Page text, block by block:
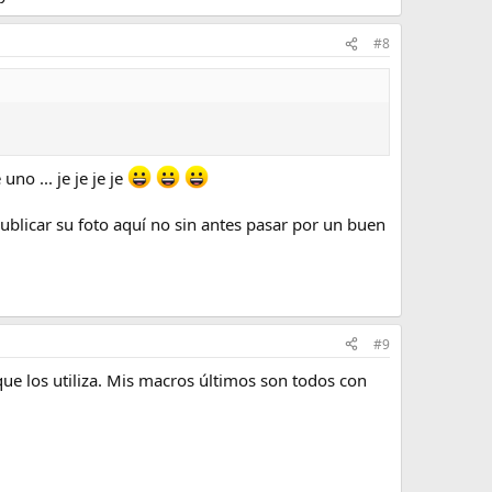
#8
... je je je je
su foto aquí no sin antes pasar por un buen
#9
los utiliza. Mis macros últimos son todos con